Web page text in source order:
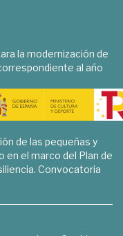
la modernización de
al año
de las pequeñas y
en el marco del Plan de
Convocatoria